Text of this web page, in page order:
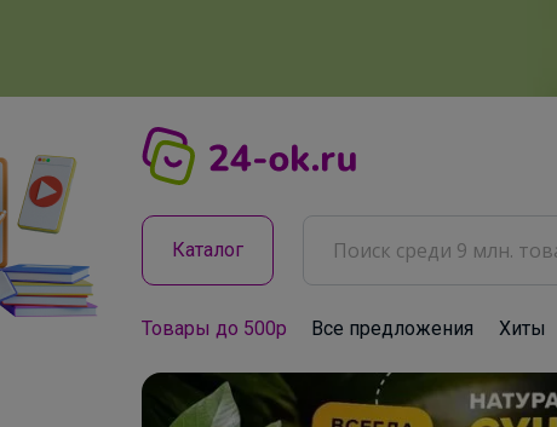
Каталог
Товары до 500р Все предложения Хиты